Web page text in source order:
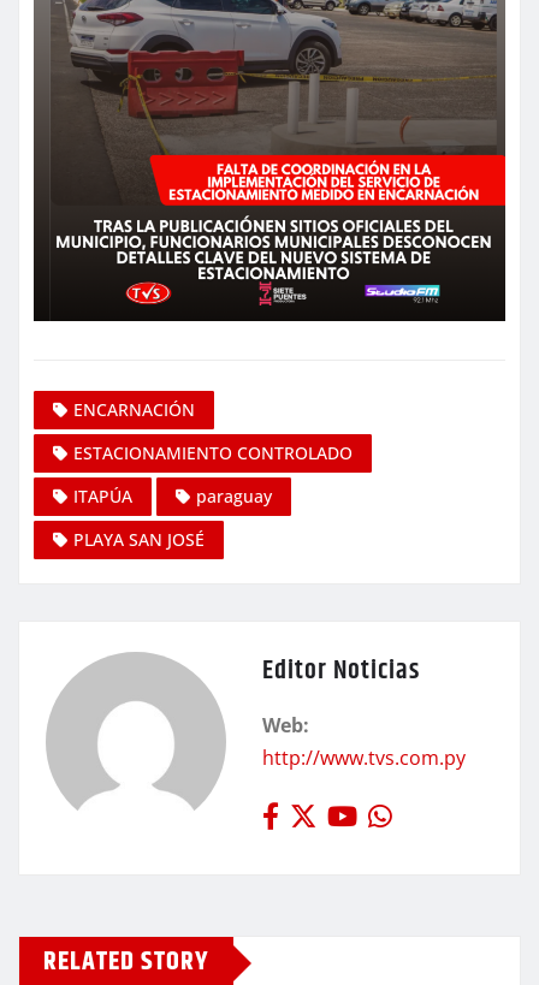
ENCARNACIÓN
ESTACIONAMIENTO CONTROLADO
ITAPÚA
paraguay
PLAYA SAN JOSÉ
Editor Noticias
Web:
http://www.tvs.com.py
RELATED STORY